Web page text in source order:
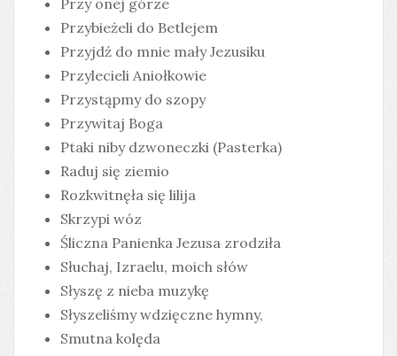
Przy onej górze
Przybieżeli do Betlejem
Przyjdź do mnie mały Jezusiku
Przylecieli Aniołkowie
Przystąpmy do szopy
Przywitaj Boga
Ptaki niby dzwoneczki (Pasterka)
Raduj się ziemio
Rozkwitnęła się lilija
Skrzypi wóz
Śliczna Panienka Jezusa zrodziła
Słuchaj, Izraelu, moich słów
Słyszę z nieba muzykę
Słyszeliśmy wdzięczne hymny,
Smutna kolęda